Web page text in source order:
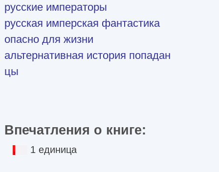
русские императоры
русская имперская фантастика
опасно для жизни
альтернативная история попадан
цы
Впечатления о книге:
1 единица